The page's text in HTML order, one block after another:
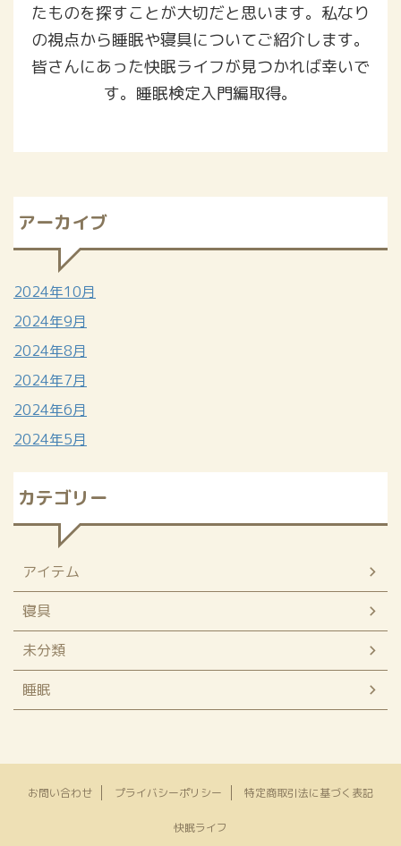
たものを探すことが大切だと思います。私なり
の視点から睡眠や寝具についてご紹介します。
皆さんにあった快眠ライフが見つかれば幸いで
す。睡眠検定入門編取得。
アーカイブ
2024年10月
2024年9月
2024年8月
2024年7月
2024年6月
2024年5月
カテゴリー
アイテム
寝具
未分類
睡眠
お問い合わせ プライバシーポリシー 特定商取引法に基づく表記
快眠ライフ